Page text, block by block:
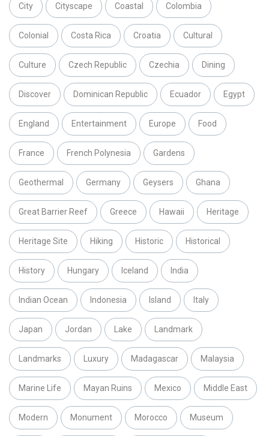
City Cityscape Coastal Colombia
Colonial Costa Rica Croatia Cultural
Culture Czech Republic Czechia Dining
Discover Dominican Republic Ecuador Egypt
England Entertainment Europe Food
France French Polynesia Gardens
Geothermal Germany Geysers Ghana
Great Barrier Reef Greece Hawaii Heritage
Heritage Site Hiking Historic Historical
History Hungary Iceland India
Indian Ocean Indonesia Island Italy
Japan Jordan Lake Landmark
Landmarks Luxury Madagascar Malaysia
Marine Life Mayan Ruins Mexico Middle East
Modern Monument Morocco Museum